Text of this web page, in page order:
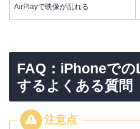
AirPlayで映像が乱れる
FAQ：iPhoneで
するよくある質問